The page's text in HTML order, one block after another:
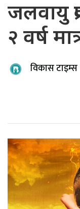
जलवायु
२ वर्ष
विकास टाइम्स